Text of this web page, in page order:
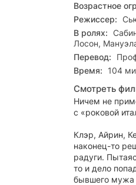
Возрастное
Режиссер:
В ролях:
Лосон,
Перевод:
Время:
104
Смотреть
Ничем не
с «роковой
Клэр, Айрин,
наконец-то
радуги.
то и дело
бывшего мужа